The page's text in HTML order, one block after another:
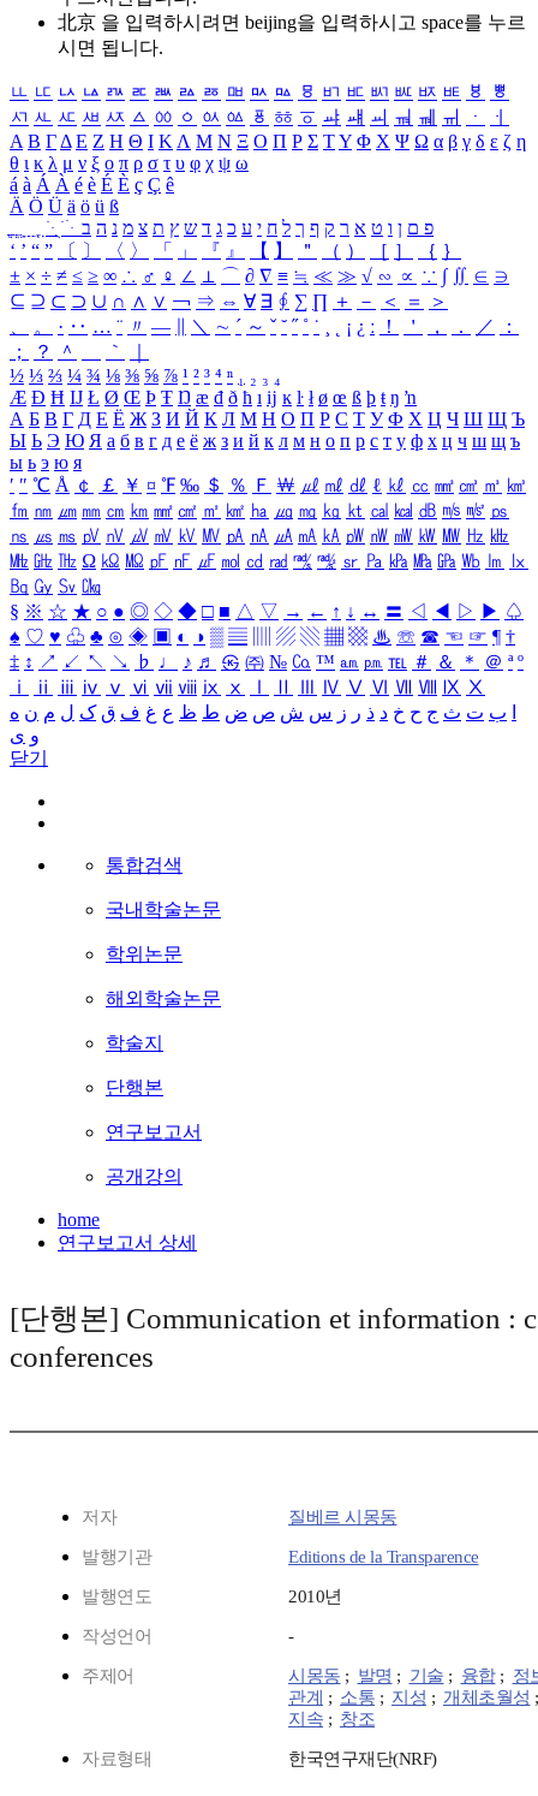
北京 을 입력하시려면 beijing을 입력하시고 space를 누르
시면 됩니다.
ㅥ ㅦ ㅧ ㅨ ㅩ ㅪ ㅫ ㅬ ㅭ ㅮ ㅯ ㅰ ㅱ ㅲ ㅳ ㅴ ㅵ ㅶ ㅷ ㅸ
ㅹ
ㅺ ㅻ ㅼ ㅽ ㅾ ㅿ ㆀ ㆁ ㆂ ㆃ ㆄ ㆅ ㆆ ㆇ ㆈ ㆉ ㆊ ㆋ ㆌ ㆍ
ㆎ
Α Β ΓΔ Ε Ζ Η Θ Ι ΚΛ Μ Ν Ξ Ο Π Ρ Σ ΤΥ Φ Χ Ψ Ω α β γ δ ε ζ η
θ ι κ λ μ ν ξ ο π ρ σ τ υ φ χ ψ ω
á à Á À é è É È ç Ç ê
Ä Ö Ü ä ö ü ß
ִֶֹ ֻּ ׁׂ פ ם ן ו ט א ר ק ף ך ל ח י ע כ ג ד ש ץ ת צ מ נ ה ב
‘ ’ “ ” 〔 〕 〈 〉 「 」 『 』 【 】 ＂ （ ） ［ ］ ｛ ｝
± × ÷ ≠ ≤ ≥ ∞ ∴ ♂ ♀ ∠ ⊥ ⌒ ∂ ∇ ≡ ≒ ≪ ≫ √ ∽ ∝ ∵ ∫ ∬ ∈ ∋
⊆ ⊇ ⊂ ⊃ ∪ ∩ ∧ ∨ ￢ ⇒ ⇔ ∀ ∃ ∮ ∑ ∏ ＋ － ＜ ＝
＞
、
。 · ‥ … ¨ 〃 ― ＼ ∼ ´ ～ ˇ ˘ ˝ ˚ ˙ ¸ ¡ ¿ ː ！ ＇ ， ． ／
：
；
？ ＾ ｀
½ ⅓ ⅔ ¼ ¾ ⅛ ⅜ ⅝ ⅞ ¹ ² ³ ⁴ ⁿ ₁ ₂ ₃ ₄
Æ Ð Ħ Ĳ Ł Ø Œ Þ Ŧ Ŋ æ đ ð ħ ı ĳ ĸ ŀ ł ø œ ß þ ŧ ŋ ŉ
А Б В Г Д Е Ё Ж З И Й К Л М Н О П Р С Т У Ф Х Ц Ч Ш Щ Ъ
Ы Ь Э Ю Я а б в г д е ё ж з и й к л м н о п р с т у ф х ц ч ш щ ъ
ы ь э ю я
′ ″ ℃ Å ￠ ￡ ￥ ¤ ℉ ‰ ＄ ％ Ｆ ￦ ㎕ ㎖ ㎗ ℓ ㎘ ㏄ ㎣ ㎤ ㎥ ㎦
㎙ ㎚ ㎛ ㎜ ㎝ ㎞ ㎟ ㎠ ㎡ ㎢ ㏊ ㎍ ㎎ ㎏ ㏏ ㎈ ㎉ ㏈ ㎧ ㎨ ㎰
㎱ ㎲ ㎳ ㎴ ㎵ ㎶ ㎷ ㎸ ㎹ ㎀ ㎁ ㎂ ㎃ ㎄ ㎺ ㎻ ㎽ ㎾ ㎿ ㎐ ㎑
㎒ ㎓ ㎔ Ω ㏀ ㏁ ㎊ ㎋ ㎌ ㏖ ㏅ ㎭ ㎮ ㎯ ㏛ ㎩ ㎪ ㎫ ㎬ ㏝ ㏐
㏓
㏃ ㏉ ㏜ ㏆
§ ※ ☆ ★ ○ ● ◎ ◇ ◆ □ ■ △ ▽ → ← ↑ ↓ ↔ 〓 ◁ ◀ ▷ ▶ ♤
♠ ♡ ♥ ♧ ♣ ⊙ ◈ ▣ ◐ ◑ ▒ ▤ ▨ ▧ ▦ ▩ ♨ ☏ ☎ ☜ ☞ ¶ †
‡ ↕ ↗ ↙ ↖ ↘ ♭ ♩ ♪ ♬ ㉿ ㈜ № ㏇ ™ ㏂ ㏘ ℡ ＃ ＆ ＊ ＠ ª º
ⅰ
ⅱ ⅲ ⅳ ⅴ ⅵ ⅶ ⅷ ⅸ ⅹ Ⅳ Ⅴ Ⅵ Ⅶ Ⅷ Ⅸ Ⅹ
ب ت ث ج ح خ د ذ ر ز س ش ص ض ط ظ ع غ ف ق ک ل م ن ه
و ی
닫기
통합검색
국내학술논문
학위논문
해외학술논문
학술지
단행본
연구보고서
공개강의
home
연구보고서 상세
[단행본] Communication et information :
conferences
저자 질베르 시몽동
발행기관 Editions de la Transparence
발행연도 2010년
작성언어 -
주제어 시몽동 ; 발명 ; 기술 ; 융합; 정
관계 ; 소통 ; 지성 ; 개체초월성
지속 ; 창조
자료형태 한국연구재단(NRF)